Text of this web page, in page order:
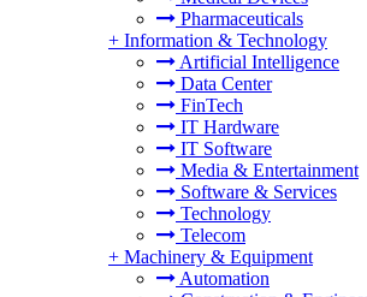
Pharmaceuticals
+ Information & Technology
Artificial Intelligence
Data Center
FinTech
IT Hardware
IT Software
Media & Entertainment
Software & Services
Technology
Telecom
+ Machinery & Equipment
Automation